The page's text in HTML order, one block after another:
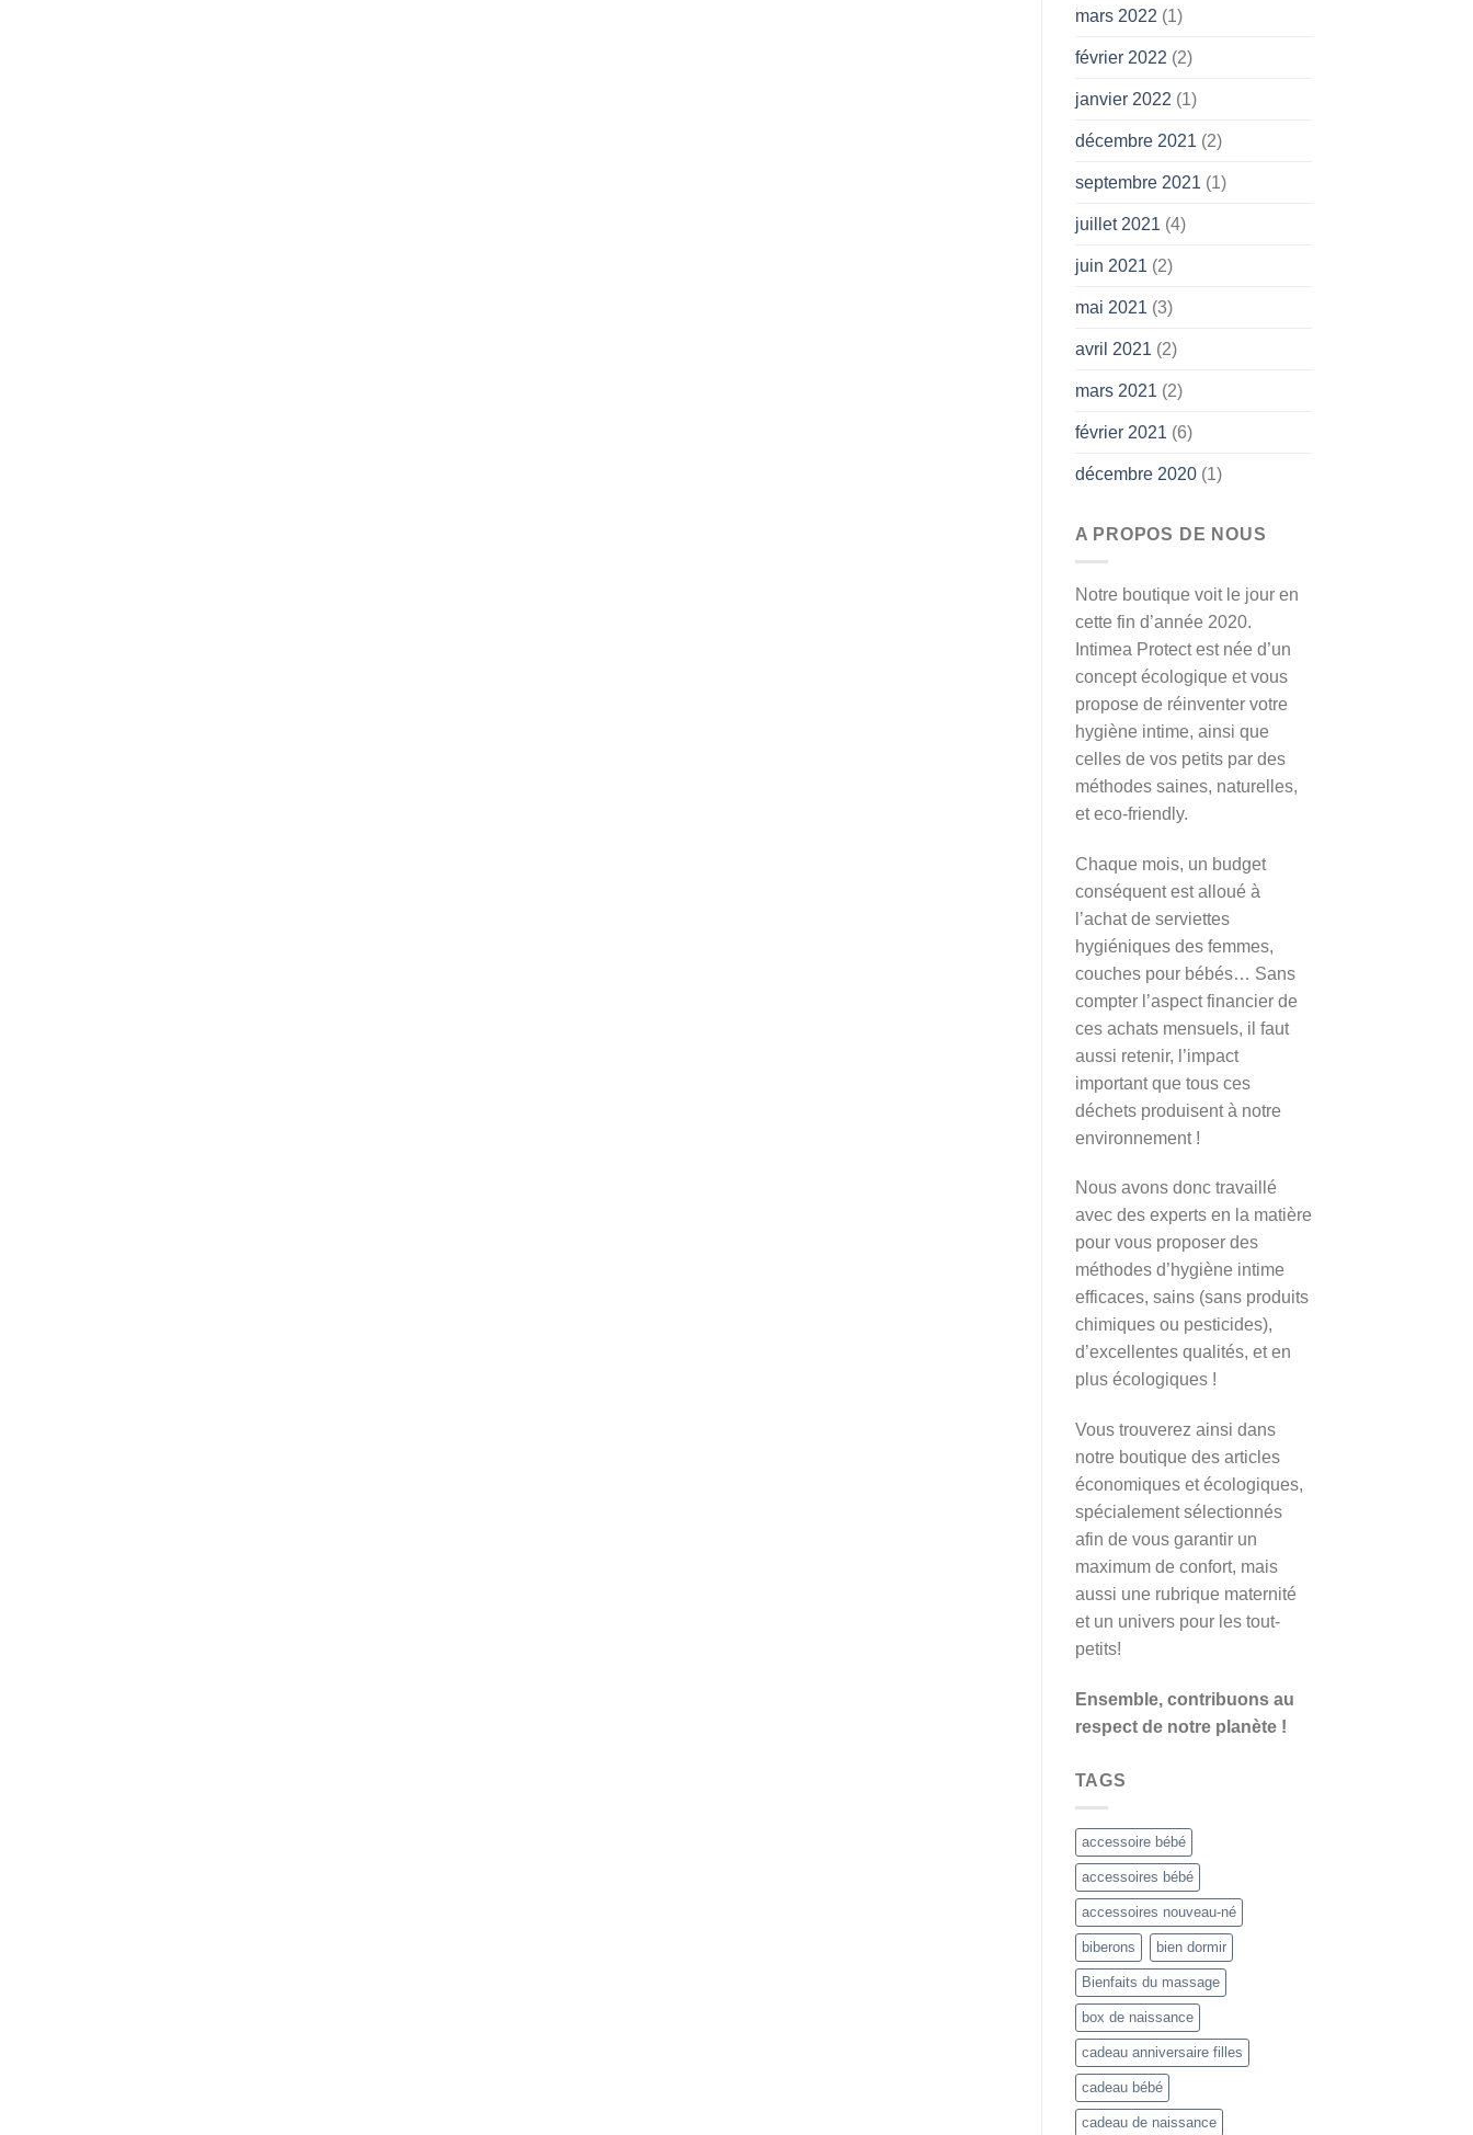
mars 2022 (1)
février 2022 (2)
janvier 2022 (1)
décembre 2021 (2)
septembre 2021 (1)
juillet 2021 (4)
juin 2021 (2)
mai 2021 (3)
avril 2021 (2)
mars 2021 (2)
février 2021 (6)
décembre 2020(1)
A PROPOS DE NOUS
Notre boutique voit le jour en
cette fin d’année 2020.
Intimea Protect est née d’un
concept écologique et vous
propose de réinventer votre
hygiène intime, ainsi que
celles de vos petits par des
méthodes saines, naturelles,
et eco-friendly.
Chaque mois, un budget
conséquent est alloué à
l’achat de serviettes
hygiéniques des femmes,
couches pour bébés… Sans
compter l’aspect financier de
ces achats mensuels, il faut
aussi retenir, l’impact
important que tous ces
déchets produisent à notre
environnement !
Nous avons donc travaillé
avec des experts en la matière
pour vous proposer des
méthodes d’hygiène intime
efficaces, sains (sans produits
chimiques ou pesticides),
d’excellentes qualités, et en
plus écologiques !
Vous trouverez ainsi dans
notre boutique des articles
économiques et écologiques,
spécialement sélectionnés
afin de vous garantir un
maximum de confort, mais
aussi une rubrique maternité
et un univers pour les tout-
petits!
Ensemble, contribuons au
respect de notre planète !
TAGS
accessoire bébé
accessoires bébé
accessoires nouveau-né
biberons bien dormir
Bienfaits du massage
box de naissance
cadeau anniversaire filles
cadeau bébé
cadeau de naissance